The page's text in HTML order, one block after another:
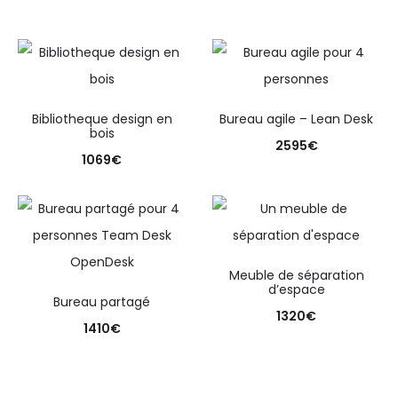
Bibliotheque design en
bois
1069€
Bureau agile – Lean Desk
2595€
Bureau partagé
1410€
Meuble de séparation
d’espace
1320€